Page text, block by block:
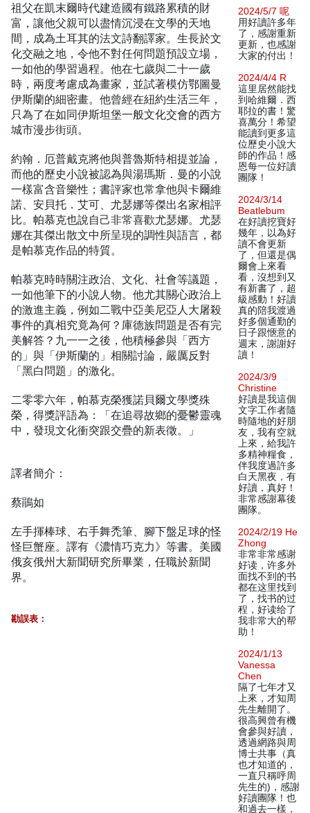
祖父在凱末爾時代建造國有鐵路累積的財
富，讓他父親可以盡情沉浸在文學的天地
間，成為土耳其的法文詩翻譯家。生長於文
化交融之地，令他不對任何問題預設立場，
一如他的學習過程。他在七歲與二十一歲
時，兩度考慮成為畫家，並試著模仿鄂圖曼
伊斯蘭的細密畫。他曾經在紐約生活三年，
只為了在如同伊斯坦堡一般文化交會的西方
城市漫步街頭。
約翰．厄普戴克將他與普魯斯特相提並論，
而他的歷史小說被認為與湯瑪斯．曼的小說
一樣富含音樂性；書評家也常拿他與卡爾維
諾、安貝托．艾可、尤瑟娜等傑出名家相評
比。帕慕克也說自己非常喜歡尤瑟娜。尤瑟
娜在其傑出散文中所呈現的調性與語言，都
是帕慕克作品的特質。
帕慕克時時關注政治、文化、社會等議題，
一如他筆下的小說人物。他尤其關心政治上
的激進主義，例如二戰中亞美尼亞人大屠殺
事件的真相究竟為何？庫德族問題是否有完
美解答？九一一之後，他積極參與「西方
的」與「伊斯蘭的」相關討論，嚴厲反對
「黑白問題」的激化。
二零零六年，帕慕克榮獲諾貝爾文學獎殊
榮，得獎評語為：「在追尋故鄉的憂鬱靈魂
中，發現文化衝突跟交疊的新表徵。」
譯者簡介：
蔡鵑如
左手揮棒球、右手舞禿筆、腳下盤足球的怪
怪巨蟹座。譯有《濃情巧克力》等書。美國
俄亥俄州大新聞研究所畢業，任職於新聞
界。
勘誤表：
2024/5/7 呢
用好讀許多年
了，感謝重新
更新，也感謝
大家的付出！
2024/4/4 R
這里居然能找
到哈維爾．西
耶拉的書！驚
喜萬分！希望
能讀到更多這
位歷史小說大
師的作品！感
恩每一位好讀
團隊！
2024/3/14
Beatlebum
在好讀挖寶好
幾年，以為好
讀不會更新
了，但還是偶
爾會上來看
看，沒想到又
有新書了，超
級感動！好讀
真的陪我渡過
好多個通勤的
日子跟愜意的
週末，謝謝好
讀！
2024/3/9
Christine
好讀是我這個
文字工作者隨
時隨地的好朋
友，我有空就
上來，給我許
多精神糧食，
伴我度過許多
白天黑夜，有
好讀，真好！
非常感謝幕後
團隊。
2024/2/19 He
Zhong
非常非常感谢
好读，许多外
面找不到的书
都在这里找到
了，找书的过
程，好读给了
我非常大的帮
助！
2024/1/13
Vanessa
Chen
隔了七年才又
上來，才知周
先生離開了。
很高興曾有機
會參與好讀，
透過網路與周
博士共事（真
也才知道的，
一直只稱呼周
先生的)，感謝
好讀團隊！也
和過去一樣，